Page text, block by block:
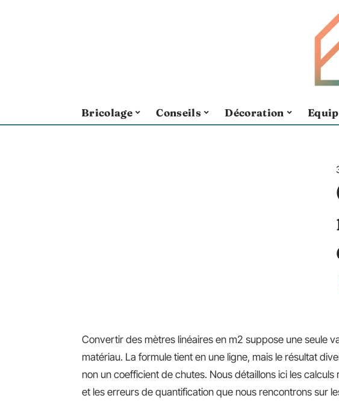
Bricolage Conseils Décoration
Convertir des mètres linéaires en m2 suppose une seule
matériau. La formule tient en une ligne, mais le résultat
non un coefficient de chutes. Nous détaillons ici les
et les erreurs de quantification que nous rencontrons sur